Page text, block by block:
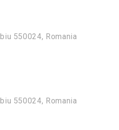
550024, Romania
550024, Romania